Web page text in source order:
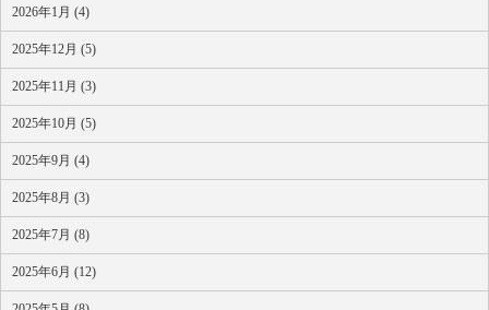
2026年1月 (4)
2025年12月 (5)
2025年11月 (3)
2025年10月 (5)
2025年9月 (4)
2025年8月 (3)
2025年7月 (8)
2025年6月 (12)